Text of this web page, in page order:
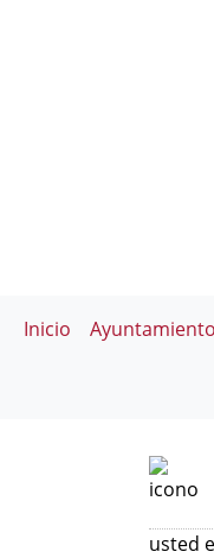
Inicio Ayuntamiento
usted